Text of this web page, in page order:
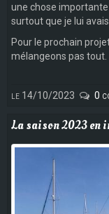
le 14/10/2023 0
une chose
surtout que je lui
Pour le prochain
mélangeons pas tout.
La saison 2023 en